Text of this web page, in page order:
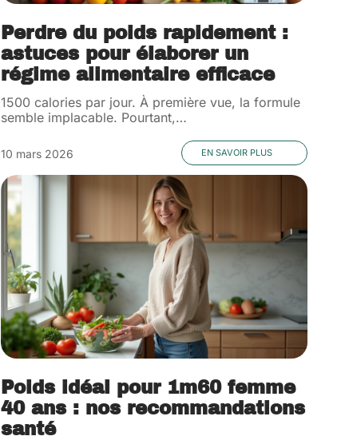
Perdre du poids rapidement :
astuces pour élaborer un
régime alimentaire efficace
1500 calories par jour. À première vue, la formule
semble implacable. Pourtant,…
10 mars 2026 EN SAVOIR PLUS
Poids idéal pour 1m60 femme
40 ans : nos recommandations
santé